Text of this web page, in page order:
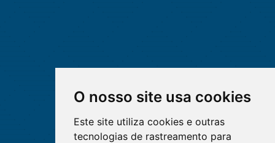
O nosso site usa cookies
Este site utiliza cookies e outras
tecnologias de rastreamento para